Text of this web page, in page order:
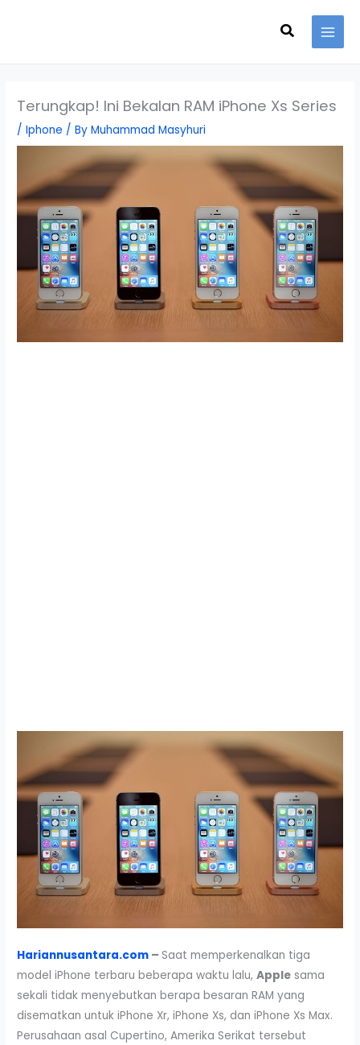
Search
Terungkap! Ini Bekalan RAM iPhone Xs Series
/Iphone / ByMuhammad Masyhuri
Hariannusantara.com – Saat memperkenalkan tiga
model iPhone terbaru beberapa waktu lalu,Apple sama
sekali tidak menyebutkan berapa besaran RAM yang
disematkan untuk iPhone Xr, iPhone Xs, dan iPhone Xs Max.
Perusahaan asal Cupertino, Amerika Serikat tersebut